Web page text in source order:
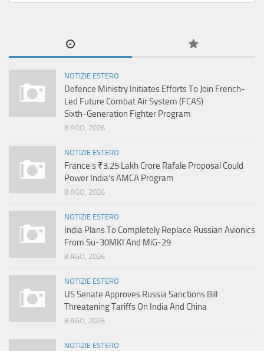
NOTIZIE ESTERO
Defence Ministry Initiates Efforts To Join French-
Led Future Combat Air System (FCAS)
Sixth‑Generation Fighter Program
8 AGO, 2026
NOTIZIE ESTERO
France’s ₹3.25 Lakh Crore Rafale Proposal Could
Power India’s AMCA Program
8 AGO, 2026
NOTIZIE ESTERO
India Plans To Completely Replace Russian Avionics
From Su-30MKI And MiG-29
8 AGO, 2026
NOTIZIE ESTERO
US Senate Approves Russia Sanctions Bill
Threatening Tariffs On India And China
8 AGO, 2026
NOTIZIE ESTERO